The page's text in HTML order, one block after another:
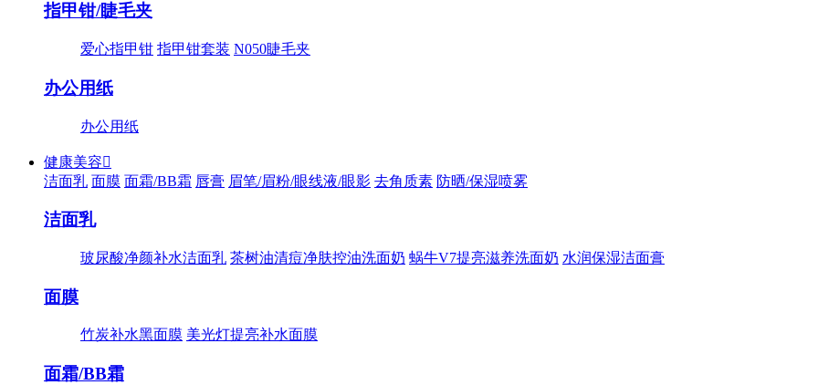
指甲钳/睫毛夹
爱心指甲钳 指甲钳套装 N050睫毛夹
办公用纸
办公用纸
健康美容
洁面乳 面膜 面霜/BB霜 唇膏 眉笔/眉粉/眼线液/眼影 去角质素 防晒/保湿喷雾
洁面乳
玻尿酸净颜补水洁面乳 茶树油清痘净肤控油洗面奶 蜗牛V7提亮滋养洗面奶 水润保湿洁面膏
面膜
竹炭补水黑面膜 美光灯提亮补水面膜
面霜/BB霜